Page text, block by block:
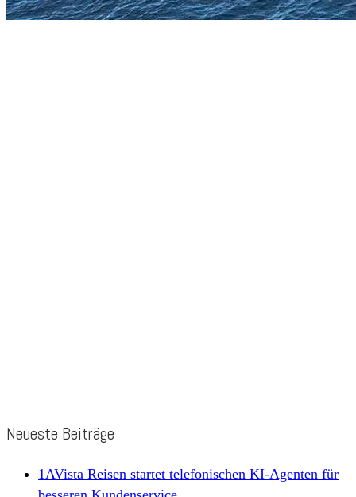
Neueste Beiträge
1AVista Reisen startet telefonischen KI-Agenten für